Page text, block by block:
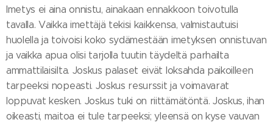
Imetys ei aina onnistu, ainakaan ennakkoon toivotulla
tavalla. Vaikka imettäjä tekisi kaikkensa, valmistautuisi
huolella ja toivoisi koko sydämestään imetyksen onnistuvan
ja vaikka apua olisi tarjolla tuutin täydeltä parhailta
ammattilaisilta. Joskus palaset eivät loksahda paikoilleen
tarpeeksi nopeasti. Joskus resurssit ja voimavarat
loppuvat kesken. Joskus tuki on riittämätöntä. Joskus, ihan
oikeasti, maitoa ei tule tarpeeksi; yleensä on kyse vauvan